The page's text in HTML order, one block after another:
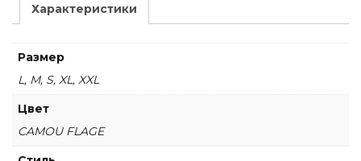
Характеристики
Размер
L, M, S, XL, XXL
Цвет
CAMOU FLAGE